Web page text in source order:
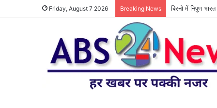
Friday, August 7 2026 Breaking News बिरनो में निपुण